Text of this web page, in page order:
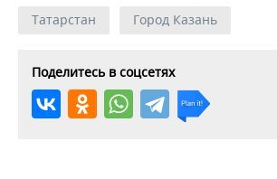
Татарстан
Город Казань
Поделитесь в соцсетях